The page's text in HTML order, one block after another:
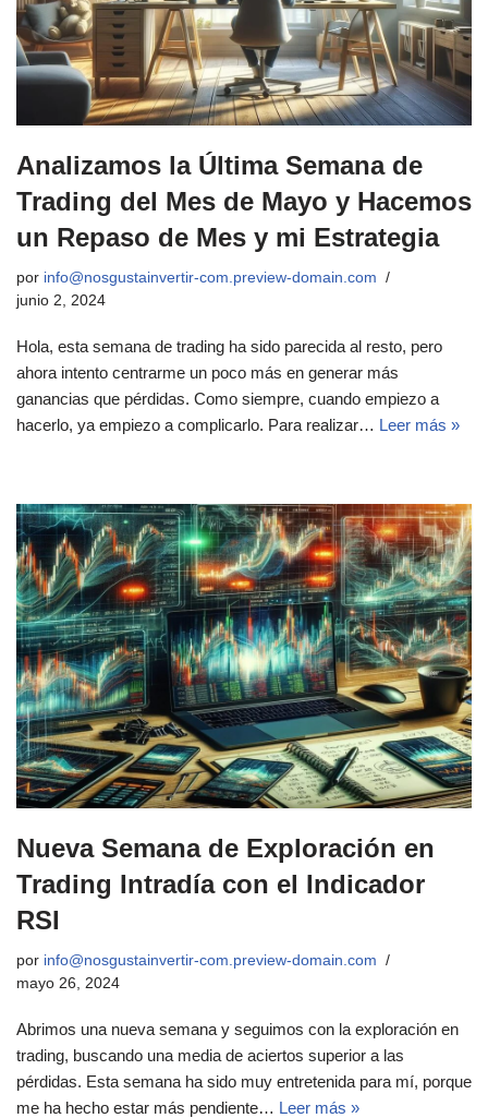
Analizamos la Última Semana de
Trading del Mes de Mayo y Hacemos
un Repaso de Mes y mi Estrategia
por info@nosgustainvertir-com.preview-domain.com
junio 2, 2024
Hola, esta semana de trading ha sido parecida al resto, pero
ahora intento centrarme un poco más en generar más
ganancias que pérdidas. Como siempre, cuando empiezo a
hacerlo, ya empiezo a complicarlo. Para realizar… Leer más »
Nueva Semana de Exploración en
Trading Intradía con el Indicador
RSI
por info@nosgustainvertir-com.preview-domain.com
mayo 26, 2024
Abrimos una nueva semana y seguimos con la exploración en
trading, buscando una media de aciertos superior a las
pérdidas. Esta semana ha sido muy entretenida para mí, porque
me ha hecho estar más pendiente… Leer más »